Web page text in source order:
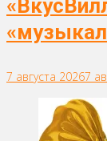
7 августа 20267